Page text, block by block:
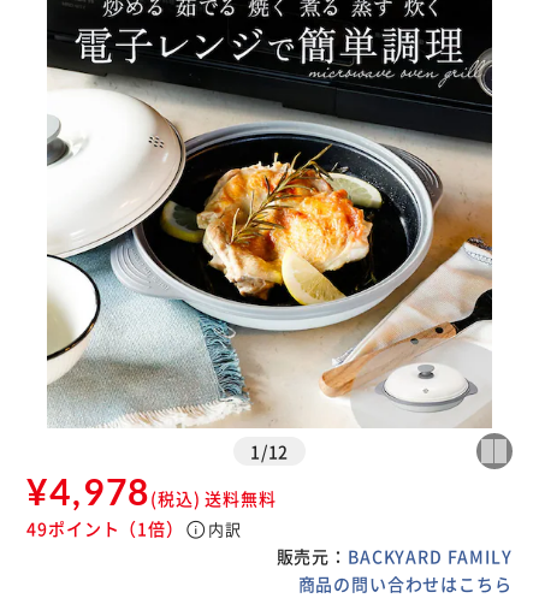
1 /12
¥4,978(税込) 送料無料
49ポイント （1倍） info内訳
販売元： BACKYARD FAMILY
商品の問い合わせはこちら